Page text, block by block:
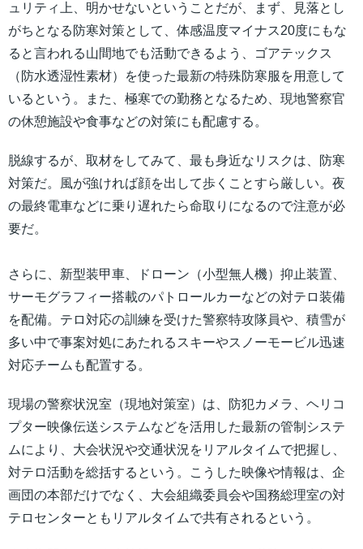
ュリティ上、明かせないということだが、まず、見落とし
がちとなる防寒対策として、体感温度マイナス20度にもな
ると言われる山間地でも活動できるよう、ゴアテックス
（防水透湿性素材）を使った最新の特殊防寒服を用意して
いるという。また、極寒での勤務となるため、現地警察官
の休憩施設や食事などの対策にも配慮する。
脱線するが、取材をしてみて、最も身近なリスクは、防寒
対策だ。風が強ければ顔を出して歩くことすら厳しい。夜
の最終電車などに乗り遅れたら命取りになるので注意が必
要だ。
さらに、新型装甲車、ドローン（小型無人機）抑止装置、
サーモグラフィー搭載のパトロールカーなどの対テロ装備
を配備。テロ対応の訓練を受けた警察特攻隊員や、積雪が
多い中で事案対処にあたれるスキーやスノーモービル迅速
対応チームも配置する。
現場の警察状況室（現地対策室）は、防犯カメラ、ヘリコ
プター映像伝送システムなどを活用した最新の管制システ
ムにより、大会状況や交通状況をリアルタイムで把握し、
対テロ活動を総括するという。こうした映像や情報は、企
画団の本部だけでなく、大会組織委員会や国務総理室の対
テロセンターともリアルタイムで共有されるという。